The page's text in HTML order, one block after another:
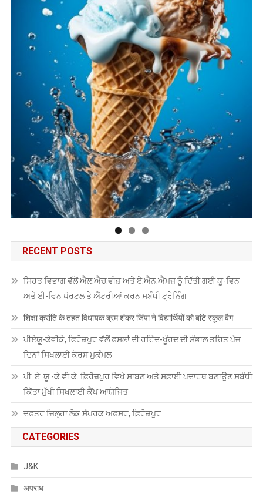
RECENT POSTS
ਸਿਹਤ ਵਿਭਾਗ ਵੱਲੋਂ ਐਲ.ਐਚ.ਵੀਜ਼ ਅਤੇ ਏ.ਐਨ.ਐਮਜ਼ ਨੂੰ ਦਿੱਤੀ ਗਈ ਯੂ-ਵਿਨ
ਅਤੇ ਈ-ਵਿਨ ਪੋਰਟਲ ਤੇ ਐਂਟਰੀਆਂ ਕਰਨ ਸਬੰਧੀ ਟ੍ਰੇਨਿੰਗ
शिक्षा क्रांति के तहत विधायक ब्रम शंकर जिंपा ने विद्यार्थियों को बांटे स्कूल बैग
ਪੀਏਯੂੑ-ਕੇਵੀਕੇ, ਫਿਰੋਜ਼ਪੁਰ ਵੱਲੋਂ ਫਸਲਾਂ ਦੀ ਰਹਿੰਦ-ਖੂੰਹਦ ਦੀ ਸੰਭਾਲ ਤਹਿਤ ਪੰਜ
ਦਿਨਾਂ ਸਿਖਲਾਈ ਕੋਰਸ ਮੁਕੰਮਲ
ਪੀ. ਏ. ਯੂ.-ਕੇ.ਵੀ.ਕੇ. ਫ਼ਿਰੋਜ਼ਪੁਰ ਵਿਖੇ ਸਾਬਣ ਅਤੇ ਸਫ਼ਾਈ ਪਦਾਰਥ ਬਣਾਉਣ ਸਬੰਧੀ
ਕਿੱਤਾ ਮੁੱਖੀ ਸਿਖਲਾਈ ਕੈਂਪ ਆਯੋਜਿਤ
ਦਫ਼ਤਰ ਜ਼ਿਲ੍ਹਾ ਲੋਕ ਸੰਪਰਕ ਅਫ਼ਸਰ, ਫ਼ਿਰੋਜ਼ਪੁਰ
CATEGORIES
J&K
अपराध